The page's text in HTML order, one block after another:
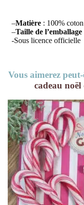
–Matière : 100% coton
–Taille de l’emballage
-Sous licence officielle
Vous aimerez peut-
cadeau